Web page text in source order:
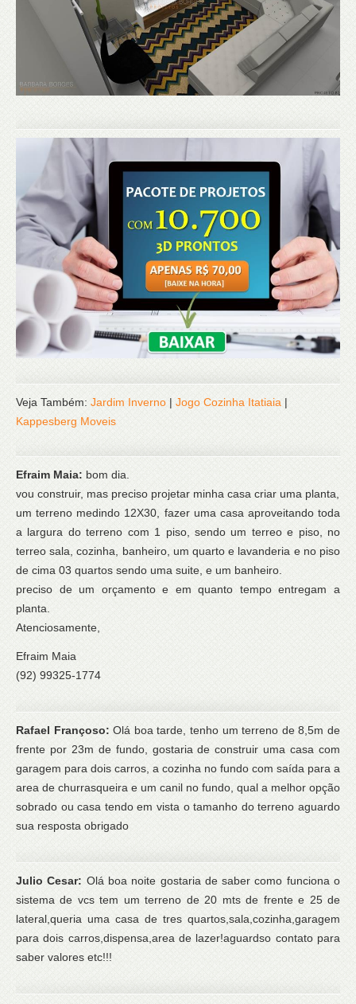
Veja Também: Jardim Inverno | Jogo Cozinha Itatiaia |
Kappesberg Moveis
Efraim Maia: bom dia.
vou construir, mas preciso projetar minha casa criar uma planta,
um terreno medindo 12X30, fazer uma casa aproveitando toda
a largura do terreno com 1 piso, sendo um terreo e piso, no
terreo sala, cozinha, banheiro, um quarto e lavanderia e no piso
de cima 03 quartos sendo uma suite, e um banheiro.
preciso de um orçamento e em quanto tempo entregam a
planta.
Atenciosamente,
Efraim Maia
(92) 99325-1774
Rafael Françoso:Olá boa tarde, tenho um terreno de 8,5m de
frente por 23m de fundo, gostaria de construir uma casa com
garagem para dois carros, a cozinha no fundo com saída para a
area de churrasqueira e um canil no fundo, qual a melhor opção
sobrado ou casa tendo em vista o tamanho do terreno aguardo
sua resposta obrigado
Julio Cesar: Olá boa noite gostaria de saber como funciona o
sistema de vcs tem um terreno de 20 mts de frente e 25 de
lateral,queria uma casa de tres quartos,sala,cozinha,garagem
para dois carros,dispensa,area de lazer!aguardso contato para
saber valores etc!!!